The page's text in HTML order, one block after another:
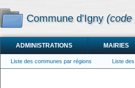
Commune d'Igny (code
ADMINISTRATIONS MAIRIES
Liste des communes par régions Liste